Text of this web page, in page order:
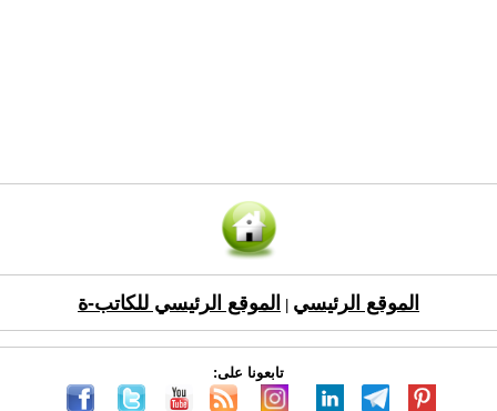
الموقع الرئيسي الموقع الرئيسي للكاتب-ة
تابعونا على: